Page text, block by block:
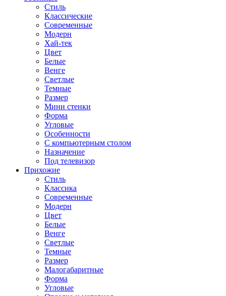
Стиль
Классические
Современные
Модерн
Хай-тек
Цвет
Белые
Венге
Светлые
Темные
Размер
Мини стенки
Форма
Угловые
Особенности
С компьютерным столом
Назначение
Под телевизор
Прихожие
Стиль
Классика
Современные
Модерн
Цвет
Белые
Венге
Светлые
Темные
Размер
Малогабаритные
Форма
Угловые